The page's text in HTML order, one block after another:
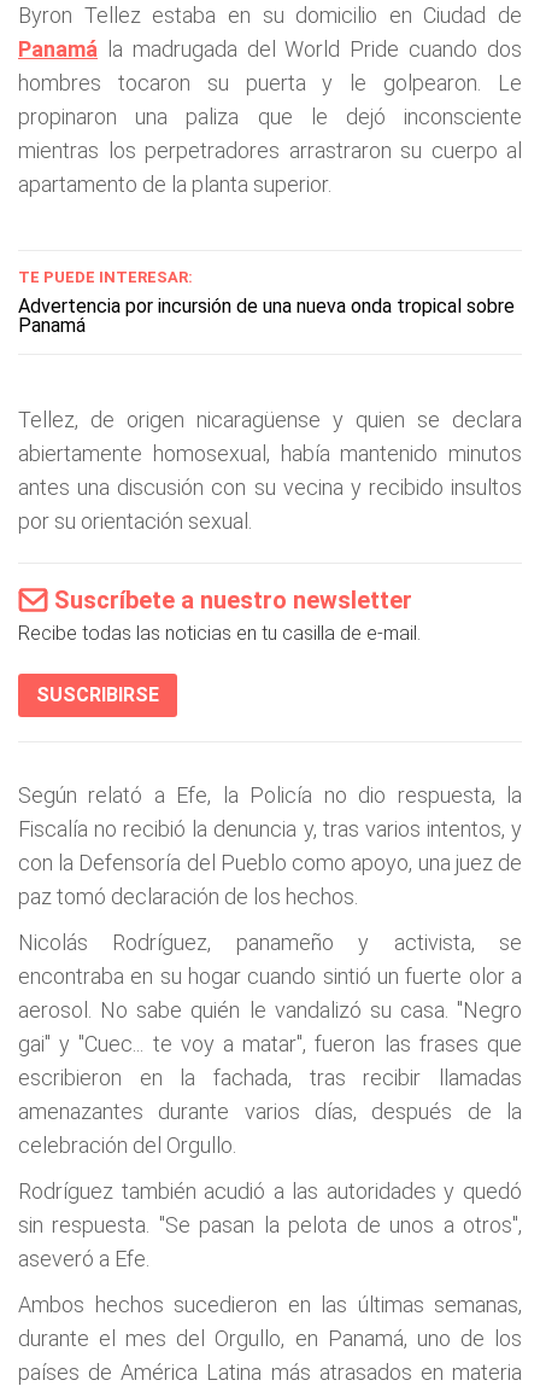
Byron Tellez estaba en su domicilio en Ciudad de
Panamá la madrugada del World Pride cuando dos
hombres tocaron su puerta y le golpearon. Le
propinaron una paliza que le dejó inconsciente
mientras los perpetradores arrastraron su cuerpo al
apartamento de la planta superior.
TE PUEDE INTERESAR:
Advertencia por incursión de una nueva onda tropical sobre
Panamá
Tellez, de origen nicaragüense y quien se declara
abiertamente homosexual, había mantenido minutos
antes una discusión con su vecina y recibido insultos
por su orientación sexual.
Suscríbete a nuestro newsletter
Recibe todas las noticias en tu casilla de e-mail.
SUSCRIBIRSE
Según relató a Efe, la Policía no dio respuesta, la
Fiscalía no recibió la denuncia y, tras varios intentos, y
con la Defensoría del Pueblo como apoyo, una juez de
paz tomó declaración de los hechos.
Nicolás Rodríguez, panameño y activista, se
encontraba en su hogar cuando sintió un fuerte olor a
aerosol. No sabe quién le vandalizó su casa. "Negro
gai" y "Cuec... te voy a matar", fueron las frases que
escribieron en la fachada, tras recibir llamadas
amenazantes durante varios días, después de la
celebración del Orgullo.
Rodríguez también acudió a las autoridades y quedó
sin respuesta. "Se pasan la pelota de unos a otros",
aseveró a Efe.
Ambos hechos sucedieron en las últimas semanas,
durante el mes del Orgullo, en Panamá, uno de los
países de América Latina más atrasados en materia